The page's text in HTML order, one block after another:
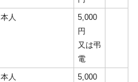
本人
5,000
円
又は弔
電
本人
5,000